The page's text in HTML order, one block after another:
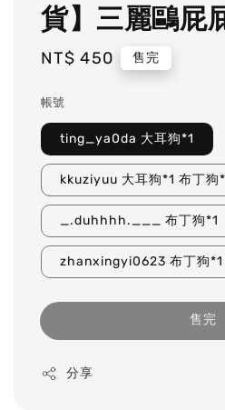
貨】三麗鷗屁
Regular
NT$ 450 售完
帳號
ting_ya0da 大耳狗*1
kkuziyuu 大耳狗*1 布丁狗
_.duhhhh.___ 布丁狗*1
zhanxingyi0623 布丁狗*1
售完
分享